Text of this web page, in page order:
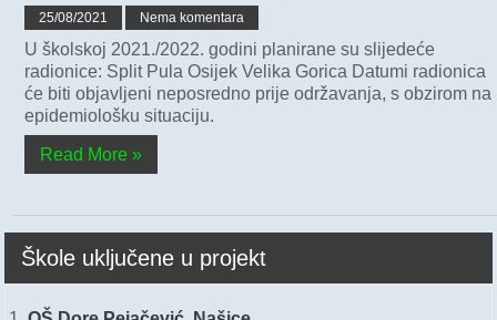
25/08/2021 Nema komentara
U školskoj 2021./2022. godini planirane su slijedeće
radionice: Split Pula Osijek Velika Gorica Datumi radionica
će biti objavljeni neposredno prije održavanja, s obzirom na
epidemiološku situaciju.
Read More »
Škole uključene u projekt